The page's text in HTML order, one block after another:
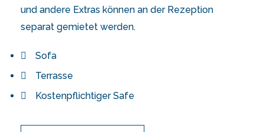
und andere Extras können an der Rezeption
separat gemietet werden.
Sofa
Terrasse
Kostenpflichtiger Safe